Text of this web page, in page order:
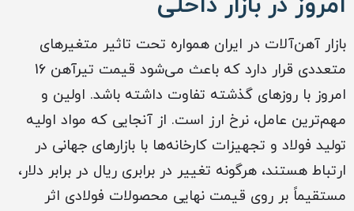
بازار آهن‌آلات در ایران همواره تحت تاثیر متغیرهای
متعددی قرار دارد که باعث می‌شود قیمت تیرآهن 16
امروز با روزهای گذشته تفاوت داشته باشد. اولین و
مهم‌ترین عامل، نرخ ارز است. از آنجایی که مواد اولیه
تولید فولاد و تجهیزات کارخانه‌ها با بازارهای جهانی در
ارتباط هستند، هرگونه تغییر در برابری ریال در برابر دلار،
مستقیماً بر روی قیمت نهایی محصولات فولادی اثر